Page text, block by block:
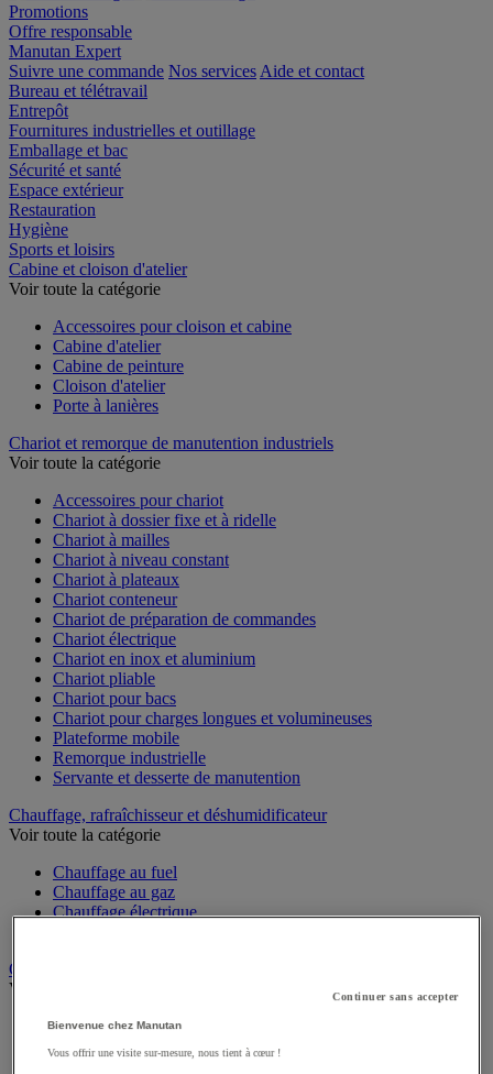
Promotions
Offre responsable
Manutan Expert
Suivre une commande Nos services Aide et contact
Bureau et télétravail
Entrepôt
Fournitures industrielles et outillage
Emballage et bac
Sécurité et santé
Espace extérieur
Restauration
Hygiène
Sports et loisirs
Cabine et cloison d'atelier
Voir toute la catégorie
Accessoires pour cloison et cabine
Cabine d'atelier
Cabine de peinture
Cloison d'atelier
Porte à lanières
Chariot et remorque de manutention industriels
Voir toute la catégorie
Accessoires pour chariot
Chariot à dossier fixe et à ridelle
Chariot à mailles
Chariot à niveau constant
Chariot à plateaux
Chariot conteneur
Chariot de préparation de commandes
Chariot électrique
Chariot en inox et aluminium
Chariot pliable
Chariot pour bacs
Chariot pour charges longues et volumineuses
Plateforme mobile
Remorque industrielle
Servante et desserte de manutention
Chauffage, rafraîchisseur et déshumidificateur
Voir toute la catégorie
Chauffage au fuel
Chauffage au gaz
Chauffage électrique
Convoyeur
Voir toute la catégorie
Accessoires pour convoyeur
Bille de manutention
Continuer sans accepter
Bienvenue chez Manutan
Vous offrir une visite sur-mesure, nous tient à cœur !